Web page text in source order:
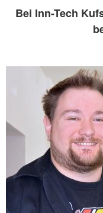
Bei Inn-Tech